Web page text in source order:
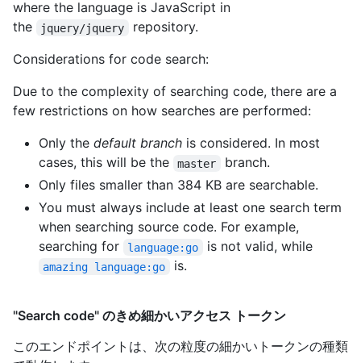
where the language is JavaScript in
the
jquery/jquery
repository.
Considerations for code search:
Due to the complexity of searching code, there are a
few restrictions on how searches are performed:
Only the default branch is considered. In most
cases, this will be the
master
branch.
Only files smaller than 384 KB are searchable.
You must always include at least one search term
when searching source code. For example,
searching for
language:go is not valid, while
amazing language:go is.
"Search code" のきめ細かいアクセス トークン
このエンドポイントは、次の粒度の細かいトークンの種類